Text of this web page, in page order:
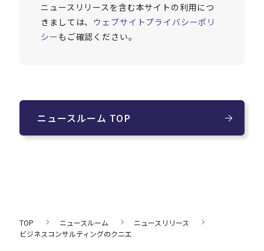
ニュースリリースを含む本サイトの利用につ
きましては、 ウェブサイトプライバシーポリ
シーもご確認ください。
ニュースルーム TOP
TOP ニュースルーム
ニュースリリース
ビジネスコンサルティングのクニエ